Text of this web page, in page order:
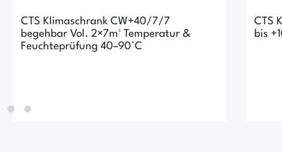
CTS Klimaschrank CW+40/7/7
begehbar Vol. 2×7m³ Temperatur &
Feuchteprüfung 40–90°C
CTS
bis